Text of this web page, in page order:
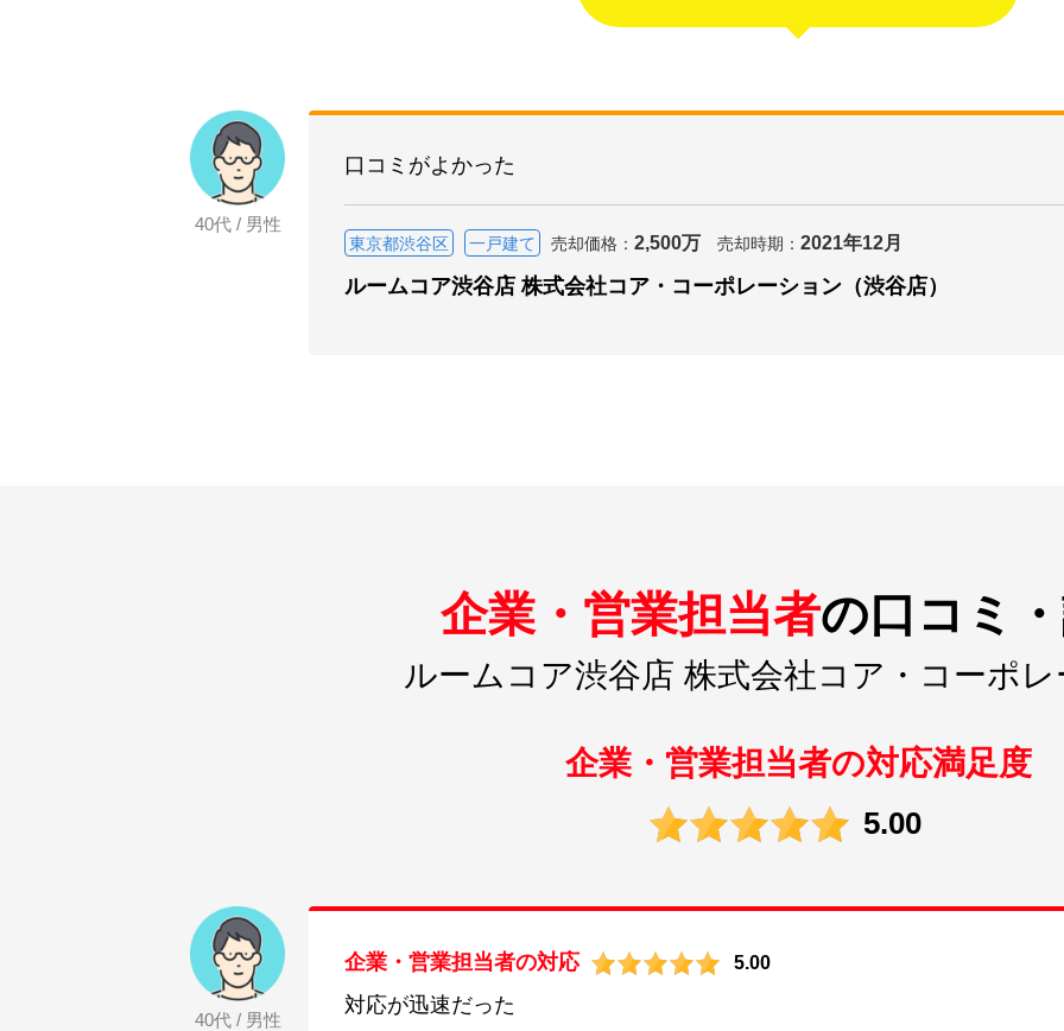
40代 / 男性
口コミがよかった
東京都渋谷区 一戸建て 売却価格： 2,500万 売却時期： 2021年12月
ルームコア渋谷店 株式会社コア・コーポレーション（渋谷店）
企業・営業担当者の口コミ
ルームコア渋谷店 株式会社コア・コーポレ
企業・営業担当者の対応満足度
5.00
40代 / 男性
企業・営業担当者の対応 5.00
対応が迅速だった